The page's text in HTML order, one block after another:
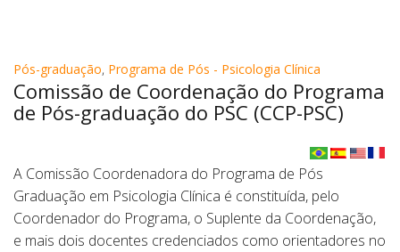
Pós-graduação, Programa de Pós - Psicologia Clínica
Comissão de Coordenação do Programa
de Pós-graduação do PSC (CCP-PSC)
A Comissão Coordenadora do Programa de Pós
Graduação em Psicologia Clínica é constituída, pelo
Coordenador do Programa, o Suplente da Coordenação,
e mais dois docentes credenciados como orientadores no